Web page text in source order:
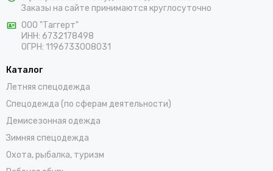
Заказы на сайте принимаются круглосуточно
ООО "Таггерт"
ИНН: 6732178498
ОГРН: 1196733008031
Каталог
Летняя спецодежда
Спецодежда (по сферам деятельности)
Демисезонная одежда
Зимняя спецодежда
Охота, рыбалка, туризм